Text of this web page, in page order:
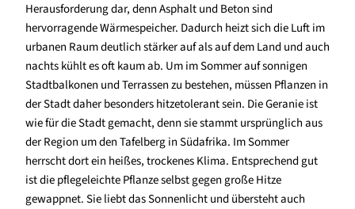
Herausforderung dar, denn Asphalt und Beton sind
hervorragende Wärmespeicher. Dadurch heizt sich die Luft im
urbanen Raum deutlich stärker auf als auf dem Land und auch
nachts kühlt es oft kaum ab. Um im Sommer auf sonnigen
Stadtbalkonen und Terrassen zu bestehen, müssen Pflanzen in
der Stadt daher besonders hitzetolerant sein. Die Geranie ist
wie für die Stadt gemacht, denn sie stammt ursprünglich aus
der Region um den Tafelberg in Südafrika. Im Sommer
herrscht dort ein heißes, trockenes Klima. Entsprechend gut
ist die pflegeleichte Pflanze selbst gegen große Hitze
gewappnet. Sie liebt das Sonnenlicht und übersteht auch